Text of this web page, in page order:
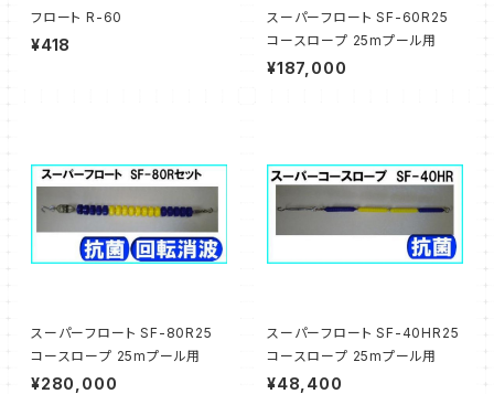
フロート R-60
¥418
スーパーフロート SF-60R25
コースロープ 25mプール用
¥187,000
スーパーフロート SF-80R25
コースロープ 25mプール用
¥280,000
スーパーフロート SF-40HR25
コースロープ 25mプール用
¥48,400